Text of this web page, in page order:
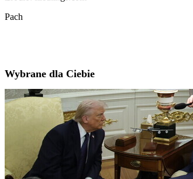
Pach
Wybrane dla Ciebie